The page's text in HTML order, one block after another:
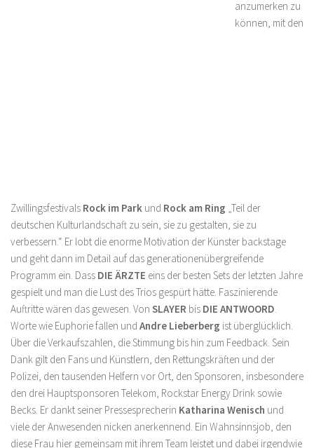
anzumerken zu
können, mit den
Zwillingsfestivals Rock im Park und Rock am Ring „Teil der
deutschen Kulturlandschaft zu sein, sie zu gestalten, sie zu
verbessern.“ Er lobt die enorme Motivation der Künster backstage
und geht dann im Detail auf das generationenübergreifende
Programm ein. Dass DIE ÄRZTE eins der besten Sets der letzten Jahre
gespielt und man die Lust des Trios gespürt hätte. Faszinierende
Auftritte wären das gewesen. Von SLAYER bis DIE ANTWOORD.
Worte wie Euphorie fallen und Andre Lieberberg ist überglücklich.
Über die Verkaufszahlen, die Stimmung bis hin zum Feedback. Sein
Dank gilt den Fans und Künstlern, den Rettungskräften und der
Polizei, den tausenden Helfern vor Ort, den Sponsoren, insbesondere
den drei Hauptsponsoren Telekom, Rockstar Energy Drink sowie
Becks. Er dankt seiner Pressesprecherin Katharina Wenisch und
viele der Anwesenden nicken anerkennend. Ein Wahnsinnsjob, den
diese Frau hier gemeinsam mit ihrem Team leistet und dabei irgendwie